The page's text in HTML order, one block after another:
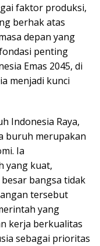
faktor produksi,
berhak atas
depan yang
penting
Emas 2045, di
menjadi kunci
Indonesia Raya,
buruh merupakan
Ia
yang kuat,
bangsa tidak
tersebut
yang
kerja berkualitas
sebagai prioritas